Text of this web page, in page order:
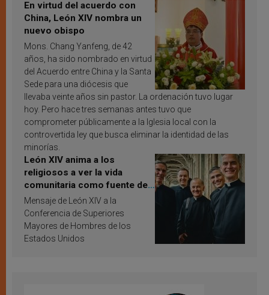
En virtud del acuerdo con
China, León XIV nombra un
nuevo obispo
Mons. Chang Yanfeng, de 42
años, ha sido nombrado en virtud
del Acuerdo entre China y la Santa
Sede para una diócesis que
llevaba veinte años sin pastor. La ordenación tuvo lugar
hoy. Pero hace tres semanas antes tuvo que
comprometer públicamente a la Iglesia local con la
controvertida ley que busca eliminar la identidad de las
minorías.
León XIV anima a los
religiosos a ver la vida
comunitaria como fuente de
inspiración y santificación
Mensaje de León XIV a la
Conferencia de Superiores
Mayores de Hombres de los
Estados Unidos